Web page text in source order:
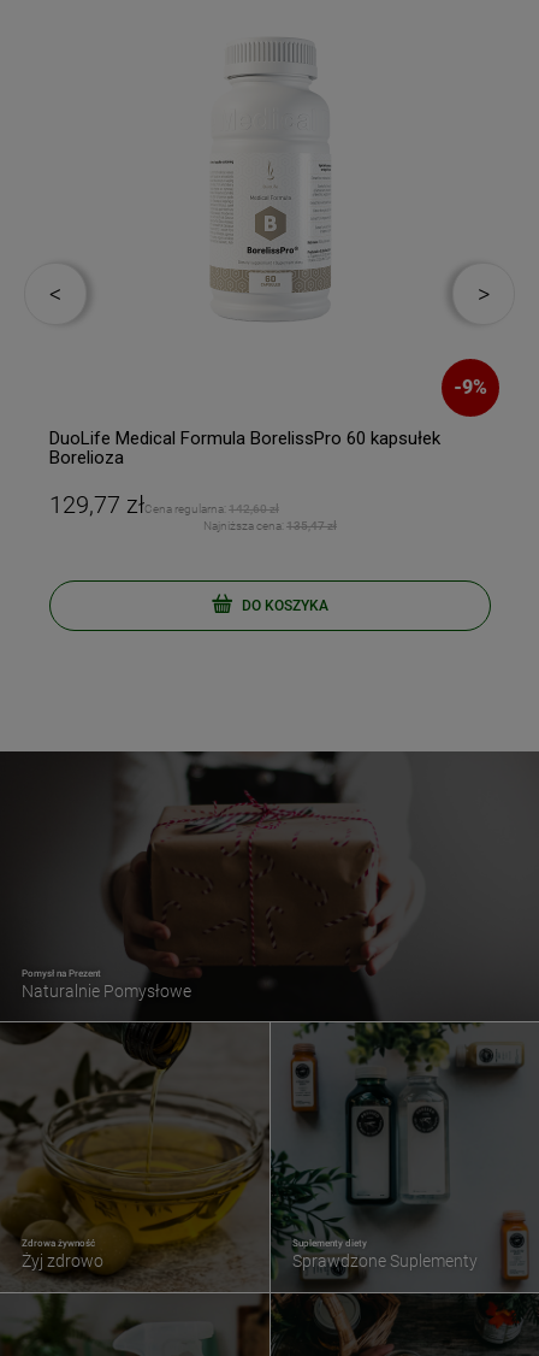
-9%
DuoLife Medical Formula BorelissPro 60 kapsułek
Borelioza
129,77 złCena regularna: 142,60 zł
Najniższa cena: 135,47 zł
DO KOSZYKA
Pomysł na Prezent
Naturalnie Pomysłowe
Zdrowa żywność
Żyj zdrowo
Suplementy diety
Sprawdzone Suplementy